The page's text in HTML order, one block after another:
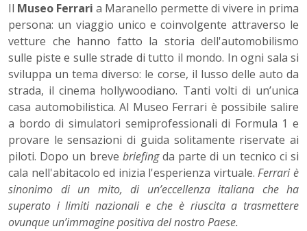
Il Museo Ferrari a Maranello permette di vivere in prima
persona: un viaggio unico e coinvolgente attraverso le
vetture che hanno fatto la storia dell'automobilismo
sulle piste e sulle strade di tutto il mondo. In ogni sala si
sviluppa un tema diverso: le corse, il lusso delle auto da
strada, il cinema hollywoodiano. Tanti volti di un’unica
casa automobilistica. Al Museo Ferrari è possibile salire
a bordo di simulatori semiprofessionali di Formula 1 e
provare le sensazioni di guida solitamente riservate ai
piloti. Dopo un breve briefingda parte di un tecnico ci si
cala nell'abitacolo ed inizia l'esperienza virtuale.Ferrari è
sinonimo di un mito, di un’eccellenza italiana che ha
superato i limiti nazionali e che è riuscita a trasmettere
ovunque un’immagine positiva del nostro Paese.